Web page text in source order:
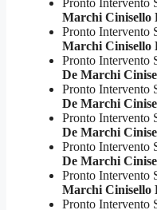
Pronto Intervento
Marchi Cinisello
Pronto Intervento
Marchi Cinisello
Pronto Intervento
De Marchi
Pronto Intervento
De Marchi
Pronto Intervento
De Marchi
Pronto Intervento
De Marchi
Pronto Intervento
Marchi Cinisello
Pronto Intervento